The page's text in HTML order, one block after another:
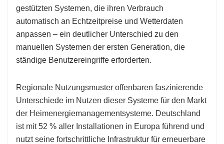
gestützten Systemen, die ihren Verbrauch
automatisch an Echtzeitpreise und Wetterdaten
anpassen – ein deutlicher Unterschied zu den
manuellen Systemen der ersten Generation, die
ständige Benutzereingriffe erforderten.
Regionale Nutzungsmuster offenbaren faszinierende
Unterschiede im Nutzen dieser Systeme für den Markt
der Heimenergiemanagementsysteme. Deutschland
ist mit 52 % aller Installationen in Europa führend und
nutzt seine fortschrittliche Infrastruktur für erneuerbare